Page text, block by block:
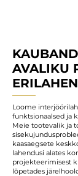
AVALIKU
Loome
funktsionaalsed ja
Meie tootevalik ja
kaasaegsete
lahendusi alates
projekteerimisest
lõpetades